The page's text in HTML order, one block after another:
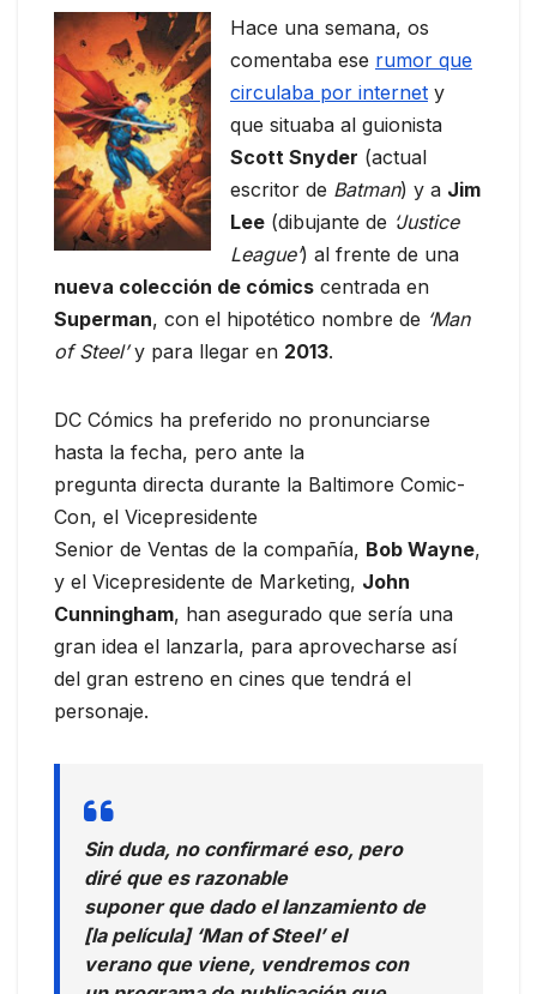
Hace una semana, os
comentaba ese rumor que
circulaba por internet y
que situaba al guionista
Scott Snyder (actual
escritor de Batman) y a Jim
Lee (dibujante de ‘Justice
League’) al frente de una
nueva colección de cómics centrada en
Superman, con el hipotético nombre de ‘Man
of Steel’y para llegar en 2013.
DC Cómics ha preferido no pronunciarse
hasta la fecha, pero ante la
pregunta directa durante la Baltimore Comic-
Con, el Vicepresidente
Senior de Ventas de la compañía, Bob Wayne,
y el Vicepresidente de Marketing, John
Cunningham, han asegurado que sería una
gran idea el lanzarla, para aprovecharse así
del gran estreno en cines que tendrá el
personaje.
Sin duda, no confirmaré eso, pero
diré que es razonable
suponer que dado el lanzamiento de
[la película] ‘Man of Steel’ el
verano que viene, vendremos con